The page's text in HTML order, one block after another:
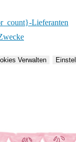
Lieferanten
Verwalten